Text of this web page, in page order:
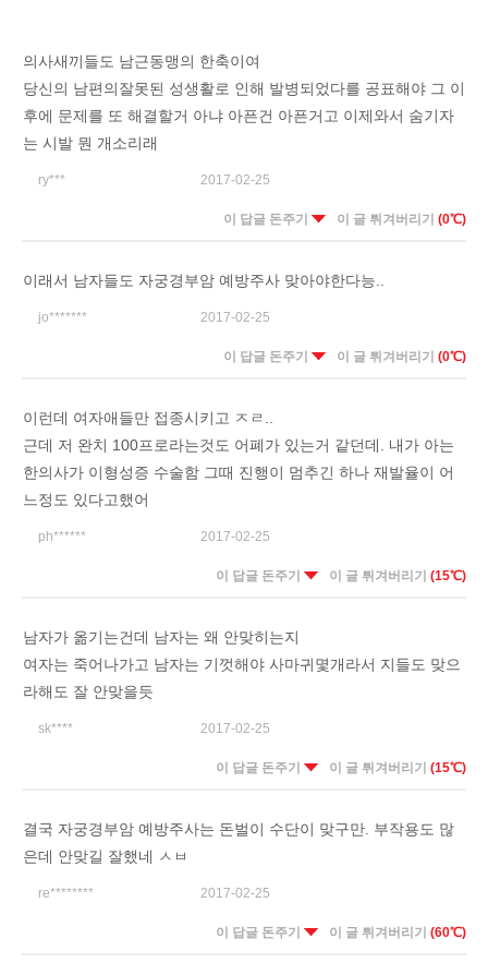
의사새끼들도 남근동맹의 한축이여
당신의 남편의잘못된 성생활로 인해 발병되었다를 공표해야 그 이
후에 문제를 또 해결할거 아냐 아픈건 아픈거고 이제와서 숨기자
는 시발 뭔 개소리래
ry*** 2017-02-25
이 답글 돈주기 이 글 튀겨버리기 (0℃)
이래서 남자들도 자궁경부암 예방주사 맞아야한다능..
jo******* 2017-02-25
이 답글 돈주기 이 글 튀겨버리기 (0℃)
이런데 여자애들만 접종시키고 ㅈㄹ..
근데 저 완치 100프로라는것도 어폐가 있는거 같던데. 내가 아는
한의사가 이형성증 수술함 그때 진행이 멈추긴 하나 재발율이 어
느정도 있다고했어
ph****** 2017-02-25
이 답글 돈주기 이 글 튀겨버리기 (15℃)
남자가 옮기는건데 남자는 왜 안맞히는지
여자는 죽어나가고 남자는 기껏해야 사마귀몇개라서 지들도 맞으
라해도 잘 안맞을듯
sk**** 2017-02-25
이 답글 돈주기 이 글 튀겨버리기 (15℃)
결국 자궁경부암 예방주사는 돈벌이 수단이 맞구만. 부작용도 많
은데 안맞길 잘했네 ㅅㅂ
re******** 2017-02-25
이 답글 돈주기 이 글 튀겨버리기 (60℃)